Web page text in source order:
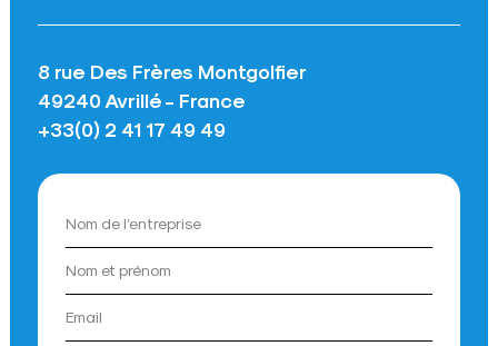
8 rue Des Frères Montgolfier
49240 Avrillé - France
+33(0) 2 41 17 49 49